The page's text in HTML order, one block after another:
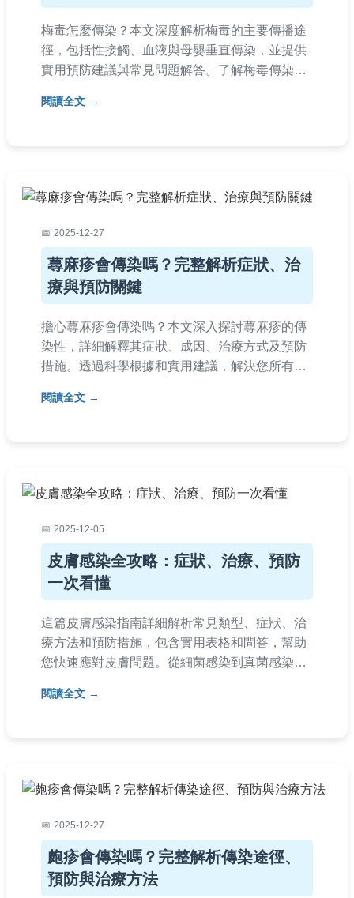
梅毒怎麼傳染？本文深度解析梅毒的主要傳播途
徑，包括性接觸、血液與母嬰垂直傳染，並提供
實用預防建議與常見問題解答。了解梅毒傳染方
閱讀全文
2025-12-27
蕁麻疹會傳染嗎？完整解析症狀、治
療與預防關鍵
擔心蕁麻疹會傳染嗎？本文深入探討蕁麻疹的傳
染性，詳細解釋其症狀、成因、治療方式及預防
措施。透過科學根據和實用建議，解決您所有疑
其他皮膚病等常見問題。提供個人經驗分享和專
閱讀全文
2025-12-05
皮膚感染全攻略：症狀、治療、預防
一次看懂
這篇皮膚感染指南詳細解析常見類型、症狀、治
療方法和預防措施，包含實用表格和問答，幫助
您快速應對皮膚問題。從細菌感染到真菌感染，
閱讀全文
2025-12-27
皰疹會傳染嗎？完整解析傳染途徑、
預防與治療方法